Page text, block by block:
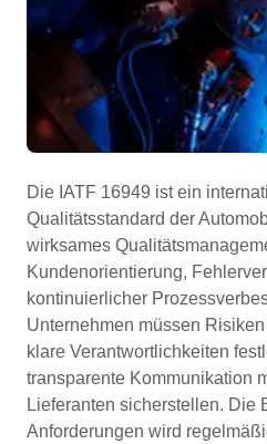
Die IATF 16949 ist ein
Qualitätsstandard der
wirksames
Kundenorientierung,
kontinuierlicher
Unternehmen müssen Risiken
klare Verantwortlichkeiten
transparente Kommunikation
Lieferanten sicherstellen. Die
Anforderungen wird